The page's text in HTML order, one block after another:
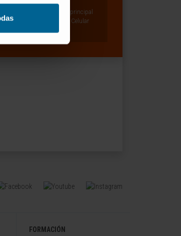
Senior | Investigador principal
Investigación en Terapia Celular
FORMACIÓN